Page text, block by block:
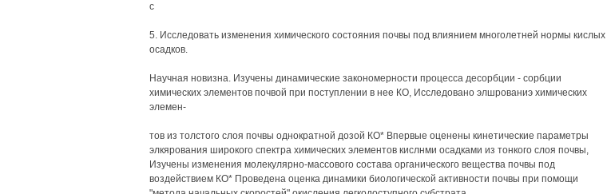
с
5. Исследовать изменения химического состояния почвы под влиянием многолетней нормы кислых
осадков.
Научная новизна. Изучены динамические закономерности процесса десорбции - сорбции
химических элементов почвой при поступлении в нее КО, Исследовано элшрованиэ химических
элемен-
тов из толстого слоя почвы однократной дозой КО* Впервые оценены кинетические параметры
элкярования широкого спектра химических элементов кислнми осадками из тонкого слоя почвы,
Изучены изменения молекулярно-массового состава органического вещества почвы под
воздействием КО* Проведена оценка динамики биологической активности почвы при помощи